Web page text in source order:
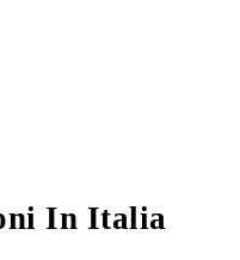
In Italia